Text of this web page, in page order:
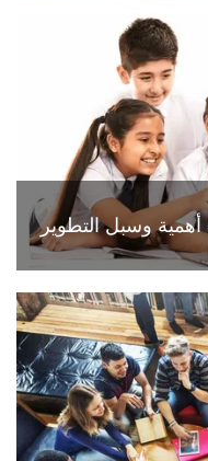
وسبل التطوير